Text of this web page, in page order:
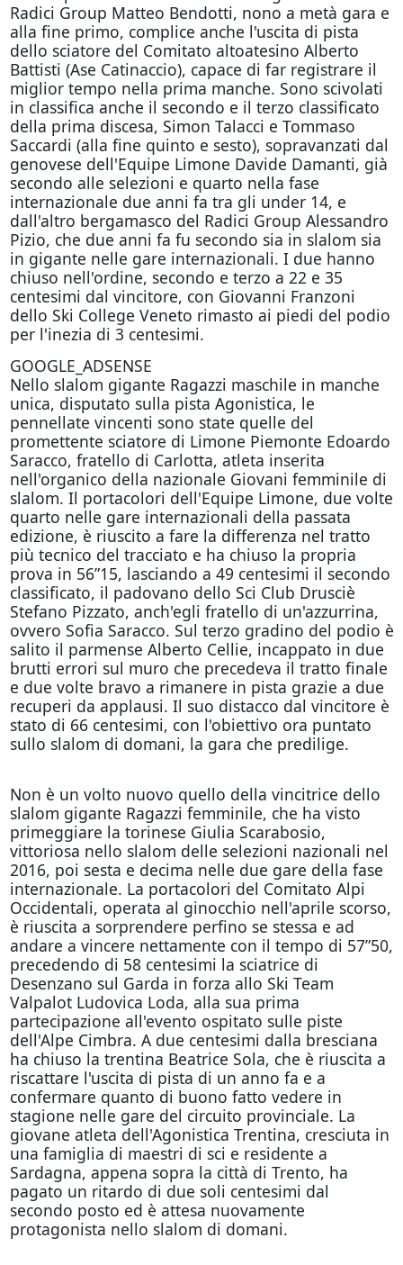
Radici Group Matteo Bendotti, nono a metà gara e
alla fine primo, complice anche l'uscita di pista
dello sciatore del Comitato altoatesino Alberto
Battisti (Ase Catinaccio), capace di far registrare il
miglior tempo nella prima manche. Sono scivolati
in classifica anche il secondo e il terzo classificato
della prima discesa, Simon Talacci e Tommaso
Saccardi (alla fine quinto e sesto), sopravanzati dal
genovese dell'Equipe Limone Davide Damanti, già
secondo alle selezioni e quarto nella fase
internazionale due anni fa tra gli under 14, e
dall'altro bergamasco del Radici Group Alessandro
Pizio, che due anni fa fu secondo sia in slalom sia
in gigante nelle gare internazionali. I due hanno
chiuso nell'ordine, secondo e terzo a 22 e 35
centesimi dal vincitore, con Giovanni Franzoni
dello Ski College Veneto rimasto ai piedi del podio
per l'inezia di 3 centesimi.
GOOGLE_ADSENSE
Nello slalom gigante Ragazzi maschile in manche
unica, disputato sulla pista Agonistica, le
pennellate vincenti sono state quelle del
promettente sciatore di Limone Piemonte Edoardo
Saracco, fratello di Carlotta, atleta inserita
nell'organico della nazionale Giovani femminile di
slalom. Il portacolori dell'Equipe Limone, due volte
quarto nelle gare internazionali della passata
edizione, è riuscito a fare la differenza nel tratto
più tecnico del tracciato e ha chiuso la propria
prova in 56”15, lasciando a 49 centesimi il secondo
classificato, il padovano dello Sci Club Drusciè
Stefano Pizzato, anch'egli fratello di un'azzurrina,
ovvero Sofia Saracco. Sul terzo gradino del podio è
salito il parmense Alberto Cellie, incappato in due
brutti errori sul muro che precedeva il tratto finale
e due volte bravo a rimanere in pista grazie a due
recuperi da applausi. Il suo distacco dal vincitore è
stato di 66 centesimi, con l'obiettivo ora puntato
sullo slalom di domani, la gara che predilige.
Non è un volto nuovo quello della vincitrice dello
slalom gigante Ragazzi femminile, che ha visto
primeggiare la torinese Giulia Scarabosio,
vittoriosa nello slalom delle selezioni nazionali nel
2016, poi sesta e decima nelle due gare della fase
internazionale. La portacolori del Comitato Alpi
Occidentali, operata al ginocchio nell'aprile scorso,
è riuscita a sorprendere perfino se stessa e ad
andare a vincere nettamente con il tempo di 57”50,
precedendo di 58 centesimi la sciatrice di
Desenzano sul Garda in forza allo Ski Team
Valpalot Ludovica Loda, alla sua prima
partecipazione all'evento ospitato sulle piste
dell'Alpe Cimbra. A due centesimi dalla bresciana
ha chiuso la trentina Beatrice Sola, che è riuscita a
riscattare l'uscita di pista di un anno fa e a
confermare quanto di buono fatto vedere in
stagione nelle gare del circuito provinciale. La
giovane atleta dell'Agonistica Trentina, cresciuta in
una famiglia di maestri di sci e residente a
Sardagna, appena sopra la città di Trento, ha
pagato un ritardo di due soli centesimi dal
secondo posto ed è attesa nuovamente
protagonista nello slalom di domani.